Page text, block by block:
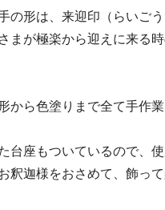
の形は、来迎印（らいご
まが極楽から迎えに来る
から色塗りまで全て手作
台座もついているので、
釈迦様をおさめて、飾っ